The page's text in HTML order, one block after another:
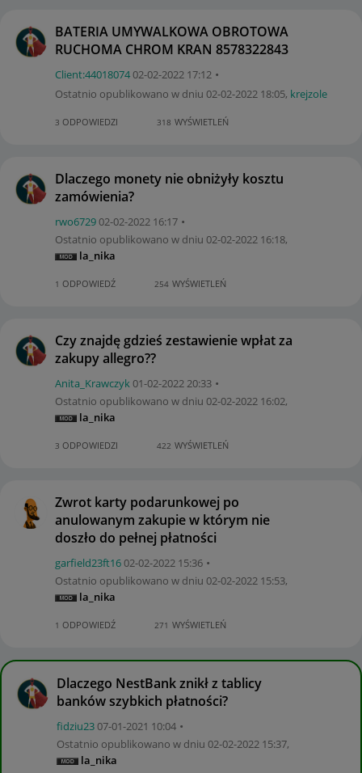
BATERIA UMYWALKOWA OBROTOWA
RUCHOMA CHROM KRAN 8578322843
Client:44018074‎02-02-2022 17:12
Ostatnio opublikowano w dniu ‎02-02-2022 18:05, krejzole
3 ODPOWIEDZI 318 WYŚWIETLEŃ
Dlaczego monety nie obniżyły kosztu
zamówienia?
rwo6729‎02-02-2022 16:17
Ostatnio opublikowano w dniu ‎02-02-2022 16:18,
la_nika
1 ODPOWIEDŹ 254 WYŚWIETLEŃ
Czy znajdę gdzieś zestawienie wpłat za
zakupy allegro??
Anita_Krawczyk‎01-02-202220:33
Ostatnio opublikowano w dniu ‎02-02-2022 16:02,
la_nika
3 ODPOWIEDZI 422 WYŚWIETLEŃ
Zwrot karty podarunkowej po
anulowanym zakupie w którym nie
doszło do pełnej płatności
garfield23ft16‎02-02-2022 15:36
Ostatnio opublikowano w dniu ‎02-02-2022 15:53,
la_nika
1 ODPOWIEDŹ 271 WYŚWIETLEŃ
Dlaczego NestBank znikł z tablicy
banków szybkich płatności?
fidziu23‎07-01-2021 10:04
Ostatnio opublikowano w dniu ‎02-02-2022 15:37,
la_nika